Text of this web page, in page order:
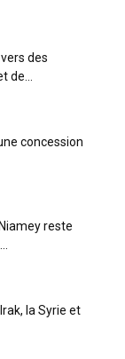
vers des
de...
concession
reste
la Syrie et